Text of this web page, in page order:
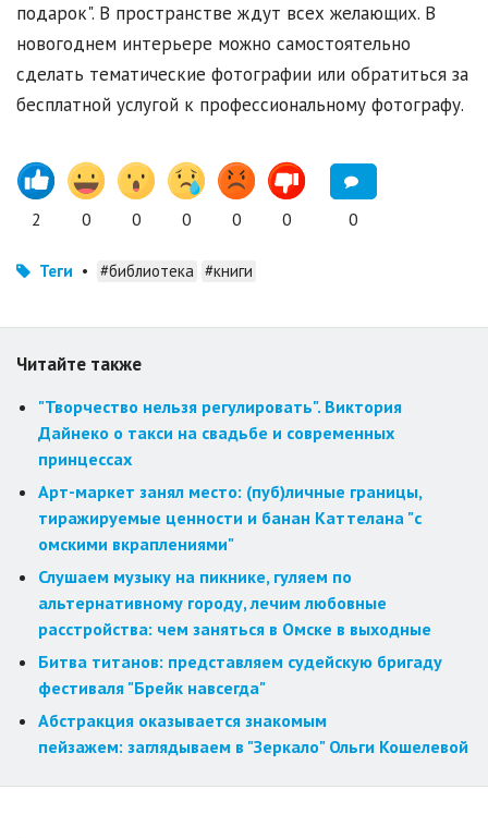
подарок". В пространстве ждут всех желающих. В
новогоднем интерьере можно самостоятельно
сделать тематические фотографии или обратиться за
бесплатной услугой к профессиональному фотографу.
2 0 0 0 0 0 0
Теги • #библиотека #книги
Читайте также
"Творчество нельзя регулировать". Виктория
Дайнеко о такси на свадьбе и современных
принцессах
Арт-маркет занял место: (пуб)личные границы,
тиражируемые ценности и банан Каттелана "с
омскими вкраплениями"
Слушаем музыку на пикнике, гуляем по
альтернативному городу, лечим любовные
расстройства: чем заняться в Омске в выходные
Битва титанов: представляем судейскую бригаду
фестиваля "Брейк навсегда"
Абстракция оказывается знакомым
пейзажем: заглядываем в "Зеркало" Ольги Кошелевой